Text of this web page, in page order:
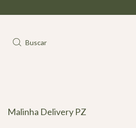
Buscar
Malinha Delivery PZ